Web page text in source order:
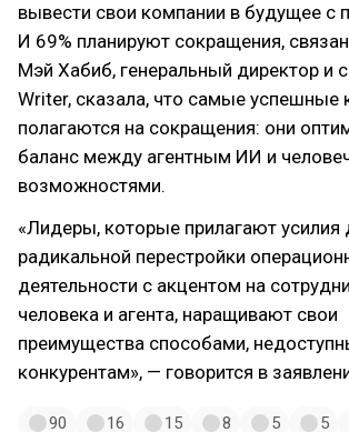
вывести свои компании в будущее
И 69% планируют сокращения,
Мэй Хабиб, генеральный директор и
Writer, сказала, что самые успешные
полагаются на сокращения: они
баланс между агентным ИИ и
возможностями.
«Лидеры, которые прилагают усилия
радикальной перестройки
деятельности с акцентом на
человека и агента, наращивают свои
преимущества способами,
конкурентам», — говорится в
90 16 15 8 5 5